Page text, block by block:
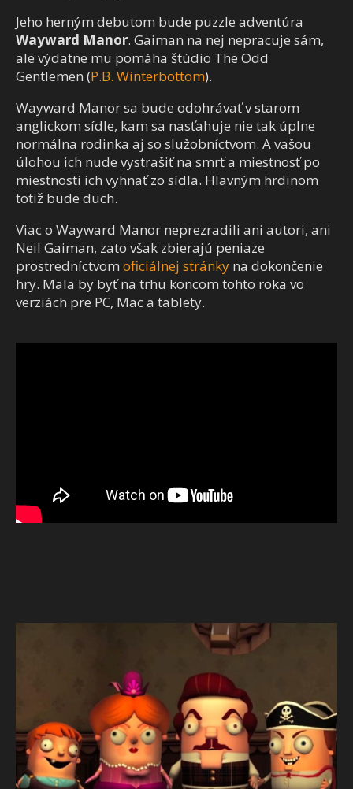
Jeho herným debutom bude puzzle adventúra
Wayward Manor. Gaiman na nej nepracuje sám,
ale výdatne mu pomáha štúdio The Odd
Gentlemen (P.B. Winterbottom).
Wayward Manor sa bude odohrávať v starom
anglickom sídle, kam sa nasťahuje nie tak úplne
normálna rodinka aj so služobníctvom. A vašou
úlohou ich nude vystrašiť na smrť a miestnosť po
miestnosti ich vyhnať zo sídla. Hlavným hrdinom
totiž bude duch.
Viac o Wayward Manor neprezradili ani autori, ani
Neil Gaiman, zato však zbierajú peniaze
prostredníctvom oficiálnej stránky na dokončenie
hry. Mala by byť na trhu koncom tohto roka vo
verziách pre PC, Mac a tablety.